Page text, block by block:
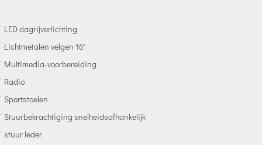
LED dagrijverlichting
Lichtmetalen velgen 16"
Multimedia-voorbereiding
Radio
Sportstoelen
Stuurbekrachtiging snelheidsafhankelijk
stuur leder